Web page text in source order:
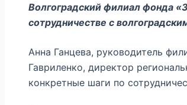
Волгоградский филиал фонда
сотрудничестве с
Анна Ганцева, руководитель
Гавриленко, директор
конкретные шаги по